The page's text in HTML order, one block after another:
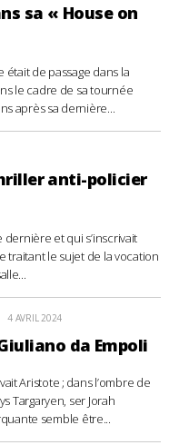
sa « House on
était de passage dans la
le cadre de sa tournée
après sa dernière...
anti-policier
et qui s’inscrivait
traitant le sujet de la vocation
4 AVRIL 2024
da Empoli
Aristote ; dans l’ombre de
Targaryen, ser Jorah
semble être...